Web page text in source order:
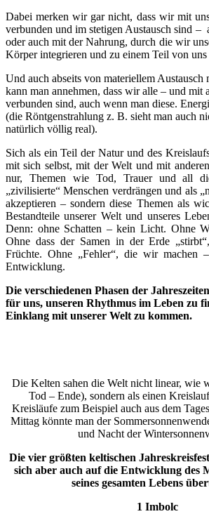
Dabei merken wir gar nicht, dass wir mit
verbunden und im stetigen Austausch sind –
oder auch mit der Nahrung, durch die wir
Körper integrieren und zu einem Teil von uns
Und auch abseits von materiellem
kann man annehmen, dass wir alle – und mit
verbunden sind, auch wenn man diese.
(die Röntgenstrahlung z. B. sieht man auch
natürlich völlig real).
Sich als ein Teil der Natur und des
mit sich selbst, mit der Welt und mit
nur, Themen wie Tod, Trauer und all
„zivilisierte“ Menschen verdrängen und als
akzeptieren – sondern diese Themen als
Bestandteile unserer Welt und unseres
Denn: ohne Schatten – kein Licht. Ohne
Ohne dass der Samen in der Erde
Früchte. Ohne „Fehler“, die wir
Entwicklung.
Die verschiedenen Phasen der
für uns, unseren Rhythmus im Leben zu
Einklang mit unserer Welt zu kommen.
Die Kelten sahen die Welt nicht linear, wie
Tod – Ende), sondern als einen
Kreisläufe zum Beispiel auch aus dem
Mittag könnte man der
und Nacht der
Die vier größten keltischen
sich aber auch auf die Entwicklung des
seines gesamten Lebens
1 Imbolc